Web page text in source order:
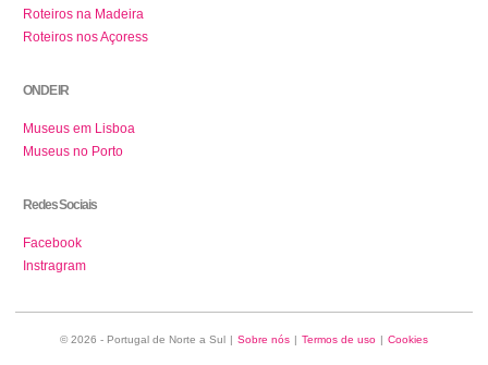
Roteiros na Madeira
Roteiros nos Açoress
ONDE IR
Museus em Lisboa
Museus no Porto
Redes Sociais
Facebook
Instragram
© 2026 - Portugal de Norte a Sul | Sobre nós | Termos de uso | Cookies